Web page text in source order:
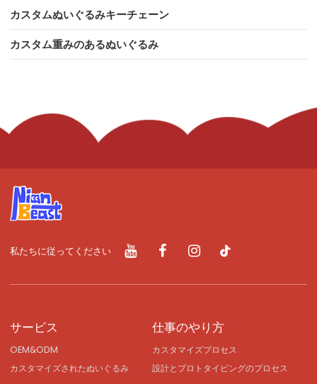
カスタムぬいぐるみキーチェーン
カスタム重みのあるぬいぐるみ
私たちに従ってください
サービス
OEM&ODM
カスタマイズされたぬいぐるみ
仕事のやり方
カスタマイズプロセス
設計とプロトタイピングのプロセス